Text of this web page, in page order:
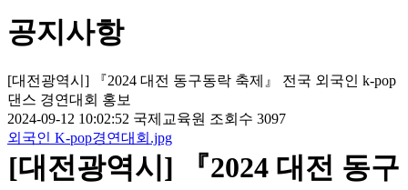
공지사항
[대전광역시] 『2024 대전 동구동락 축제』 전국 외국인 k-pop
댄스 경연대회 홍보
2024-09-12 10:02:52 국제교육원 조회수 3097
외국인 K-pop경연대회.jpg
[대전광역시] 『2024 대전 동구